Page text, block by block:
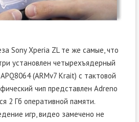
Sony Xperia ZL те же самые, что
установлен четырехъядерный
(ARMv7 Krait) с тактовой
чип представлен Adreno
2 Гб оперативной памяти.
игр, видео замечено не